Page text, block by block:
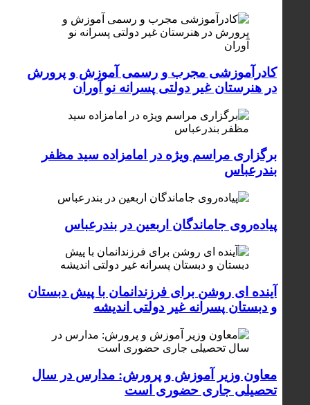
کادرآموزشی مجرب و رسمی آموزش و پرورش
در هنرستان غیر دولتی پسرانه نو آوران
برگزاری مراسم ویژه در امامزاده سید مظفر
بندرعباس
پیاده‌روی جاماندگان اربعین در بندرعباس
آینده ای روشن برای فرزندانمان با پیش دبستان
و دبستان پسرانه غیر دولتی اندیشه
معاون وزیر آموزش و پرورش: مدارس در سال
تحصیلی جاری حضوری است